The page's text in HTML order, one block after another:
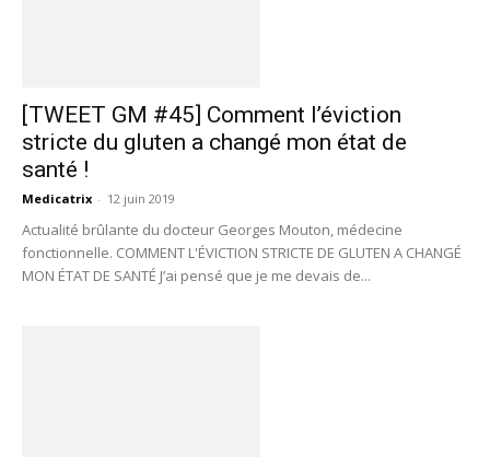
[TWEET GM #45] Comment l’éviction
stricte du gluten a changé mon état de
santé !
Medicatrix - 12 juin 2019
Actualité brûlante du docteur Georges Mouton, médecine
fonctionnelle. COMMENT L'ÉVICTION STRICTE DE GLUTEN A CHANGÉ
MON ÉTAT DE SANTÉ J’ai pensé que je me devais de...